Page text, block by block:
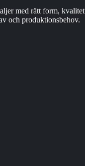
med rätt form, kvalitet
och produktionsbehov.